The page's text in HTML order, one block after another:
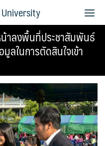
าลงพื้นที่ประชาสัมพันธ์
ลในการตัดสินใจเข้า